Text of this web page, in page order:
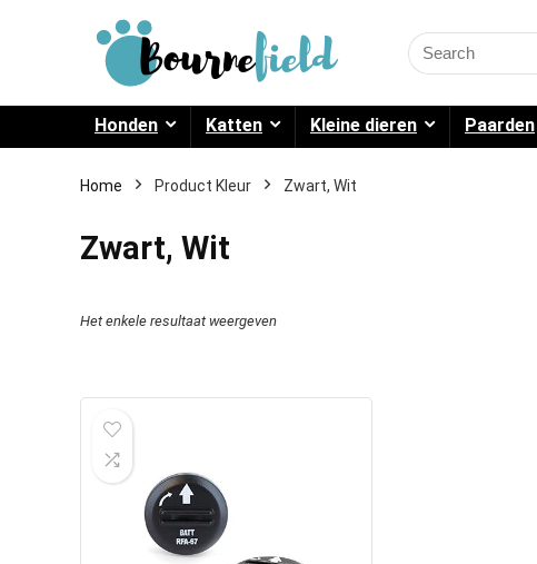
Search
for:
Honden Katten Kleine dieren Paarden
Home Product Kleur Zwart, Wit
Zwart, Wit
Het enkele resultaat weergeven